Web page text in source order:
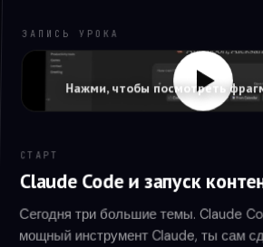
ЗАПИСЬ УРОКА
Нажми, чтобы посмотреть
СТАРТ
Claude Code и запуск
Сегодня три большие темы. Claude
мощный инструмент Claude, ты сам